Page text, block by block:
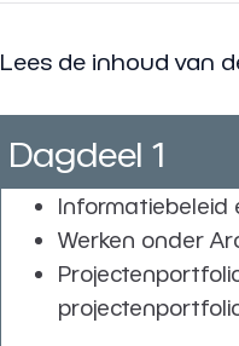
Lees de inhoud van
Dagdeel 1
Informatiebeleid
Werken onder